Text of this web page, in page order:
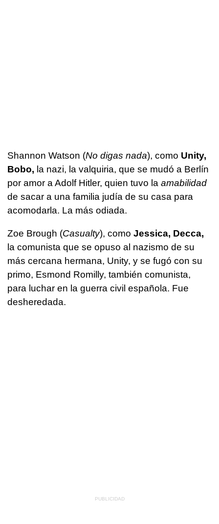
Shannon Watson (No digas nada), como Unity,
Bobo, la nazi, la valquiria, que se mudó a Berlín
por amor a Adolf Hitler, quien tuvo la amabilidad
de sacar a una familia judía de su casa para
acomodarla. La más odiada.
Zoe Brough (Casualty), como Jessica, Decca,
la comunista que se opuso al nazismo de su
más cercana hermana, Unity, y se fugó con su
primo, Esmond Romilly, también comunista,
para luchar en la guerra civil española. Fue
desheredada.